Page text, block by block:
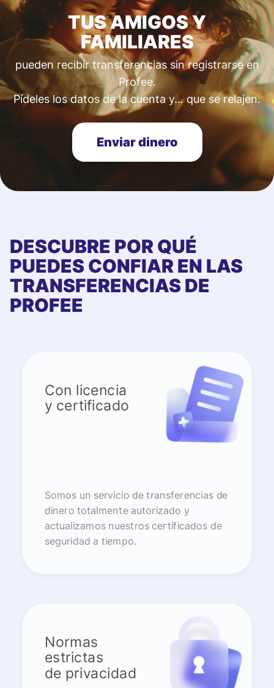
TUS AMIGOS Y
FAMILIARES
pueden recibir transferencias sin registrarse en
Profee.
Pídeles los datos de la cuenta y… que se relajen.
Enviar dinero
DESCUBRE POR QUÉ
PUEDES CONFIAR EN LAS
TRANSFERENCIAS DE
PROFEE
Con licencia
y certificado
Somos un servicio de transferencias de
dinero totalmente autorizado y
actualizamos nuestros certificados de
seguridad a tiempo.
Normas
estrictas
de privacidad